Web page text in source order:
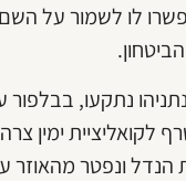
מ-33 חברים, שאפשרו
נתקעו,
לקואליציית ימין
הנדל ונפטר